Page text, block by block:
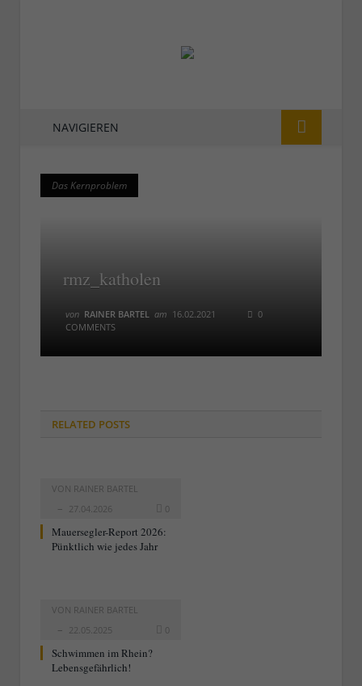
NAVIGIEREN
Das Kernproblem
rmz_katholen
von RAINER BARTEL am 16.02.2021
0
COMMENTS
Das Kernproblem
RELATED POSTS
VON RAINER BARTEL
27.04.2026
0
Mauersegler-Report 2026:
Pünktlich wie jedes Jahr
VON RAINER BARTEL
22.05.2025
0
Schwimmen im Rhein?
Lebensgefährlich!